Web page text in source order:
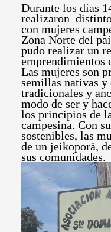
Durante los días
realizaron
con mujeres
Zona Norte del
pudo realizar un
emprendimientos
Las mujeres son
semillas nativas y
tradicionales y
modo de ser y
los principios de
campesina. Con
sostenibles, las
de un jeikoporä,
sus comunidades.